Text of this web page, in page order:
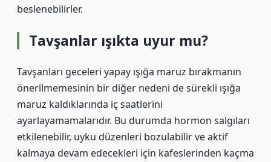
beslenebilirler.
Tavşanlar ışıkta uyur mu?
Tavşanları geceleri yapay ışığa maruz bırakmanın
önerilmemesinin bir diğer nedeni de sürekli ışığa
maruz kaldıklarında iç saatlerini
ayarlayamamalarıdır. Bu durumda hormon salgıları
etkilenebilir, uyku düzenleri bozulabilir ve aktif
kalmaya devam edecekleri için kafeslerinden kaçma